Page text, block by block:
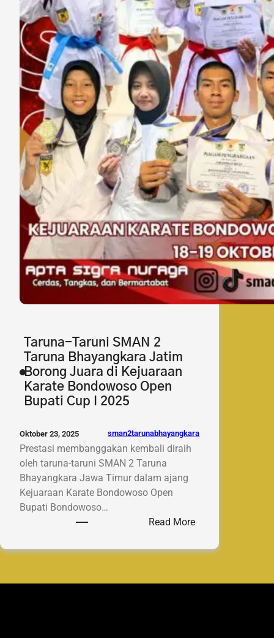
Taruna-Taruni SMAN 2
Taruna Bhayangkara Jatim
Borong Juara di Kejuaraan
Karate Bondowoso Open
Bupati Cup I 2025
Oktober 23, 2025 sman2tarunabhayangkara
Prestasi membanggakan kembali diraih
oleh taruna-taruni SMAN 2 Taruna
Bhayangkara Jawa Timur dalam ajang
Kejuaraan Karate Bondowoso Open
Bupati Bondowoso…
Read More:
Taruni